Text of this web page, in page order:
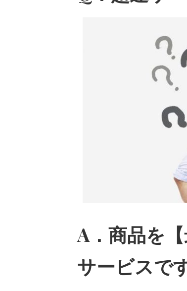
A．商品を
サービスで